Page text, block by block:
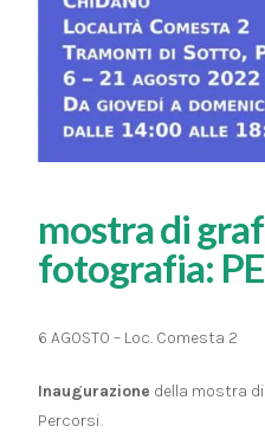
mostra di
fotografia:
6 AGOSTO – Loc. Comesta 2
Inaugurazione della mostra
Percorsi.